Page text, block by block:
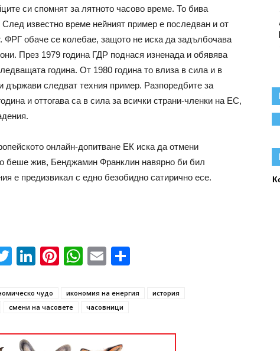
си спомнят за лятното часово време. То бива
известно време нейният пример е последван и от
ФРГ обаче се колебае, защото не иска да задълбочава
През 1979 година ГДР поднася изненада и обявява
година. От 1980 година то влиза в сила и в
държави следват техния пример. Разпоредбите за
и оттогава са в сила за всички страни-членки на ЕС,
онлайн-допитване ЕК иска да отмени
беше жив, Бенджамин Франклин навярно би бил
е предизвикал с едно безобидно сатирично есе.
Twitter
LinkedIn
Pinterest
WhatsApp
Email
чудо икономия на енергия
история
смени на часовете часовници